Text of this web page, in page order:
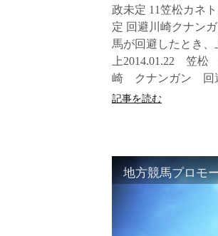
政未定 11笠松カネ
定 回避川崎クナン
馬が回避したとき
上2014.01.22 笠
崎 クナンガン 回
記事を読む
地方競馬プロモ